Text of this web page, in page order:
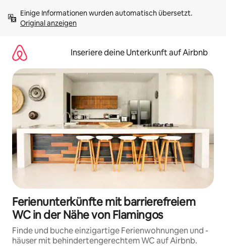
Inhalten
springenOriginal anzeigen
Inseriere deine Unterkunft auf Airbnb
Ferienunterkünfte mit barrierefreiem
WC in der Nähe von Flamingos
Finde und buche einzigartige Ferienwohnungen und -
häuser mit behindertengerechtem WC auf Airbnb.